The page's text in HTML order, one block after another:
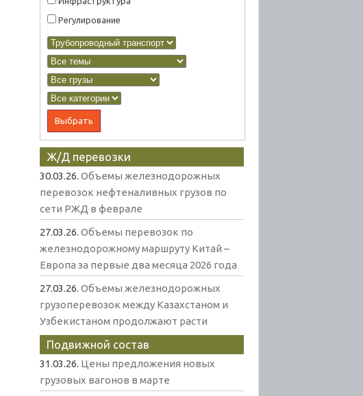
Регулирование
Ж/Д перевозки
30.03.26.Объемы железнодорожных
перевозок нефтеналивных грузов по
сети РЖД в феврале
27.03.26.Объемы перевозок по
железнодорожному маршруту Китай –
Европа за первые два месяца 2026 года
27.03.26.Объемы железнодорожных
грузоперевозок между Казахстаном и
Узбекистаном продолжают расти
Подвижной состав
31.03.26. Цены предложения новых
грузовых вагонов в марте